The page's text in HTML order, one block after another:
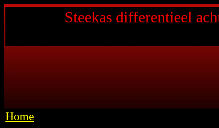
Steekas differentieel
Home